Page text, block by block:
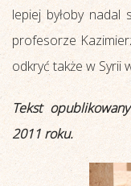
lepiej byłoby nadal
profesorze
odkryć także w Syrii
Tekst
2011 roku.